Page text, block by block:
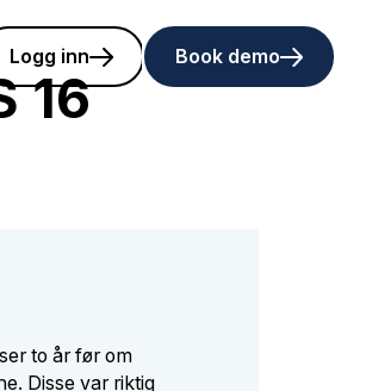
language
Logg inn Book demo
16
to år før om
Disse var riktig